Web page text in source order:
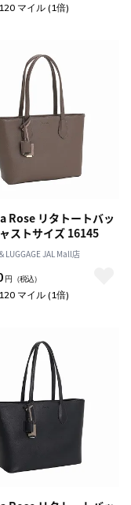
マイル (1倍)
Rose リタトートバッ
ストサイズ 16145
LUGGAGE JAL Mall店
円 （税込）
マイル (1倍)